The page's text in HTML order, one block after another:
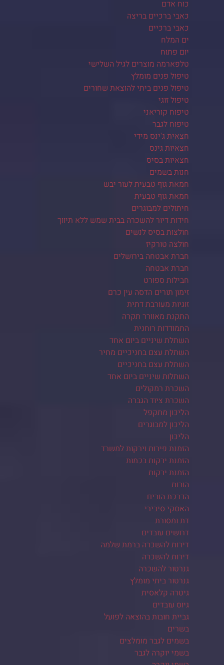
כוח אדם
כאבי ברכיים בריצה
כאבי ברכיים
ים המלח
יום פתוח
טלפארמה מוצרים לגיל השלישי
טיפול פנים מומלץ
טיפול פנים ביתי להוצאת שחורים
טיפול זוגי
טיפוח קוריאני
טיפוח לגבר
חצאית ג'ינס מידי
חצאיות גינס
חצאיות בסיס
חנות בשמים
חמאת גוף טבעית לעור יבש
חמאת גוף טבעית
חיתולים למבוגרים
חידות דיור להשכרה בבית שמש ללא תיווך
חולצות בסיס לנשים
חולצה טורקיז
חברת אבטחה בירושלים
חברת אבטחה
חבילות ספורט
זימון תורים הדסה עין כרם
זוגיות מעורבת דתית
התקנת מאוורר תקרה
התמודדות רוחנית
השתלת שיניים ביום אחד
השתלת עצם בחניכיים מחיר
השתלת עצם בחניכיים
השתלות שיניים ביום אחד
השכרת רמקולים
השכרת ציוד הגברה
הליכון מתקפל
הליכון למבוגרים
הליכון
הזמנת פירות וירקות למשרד
הזמנת ירקות בכמות
הזמנת ירקות
הורות
הדרכת הורים
האסקי סיבירי
דת ומסורת
דרושים עובדים
דירות להשכרה ברמת שלמה
דירות להשכרה
גנרטור להשכרה
גנרטור ביתי מומלץ
גיטרה קלאסית
גיוס עובדים
גביית חובות בהוצאה לפועל
בשרים
בשמים לגבר מומלצים
בשמי יוקרה לגבר